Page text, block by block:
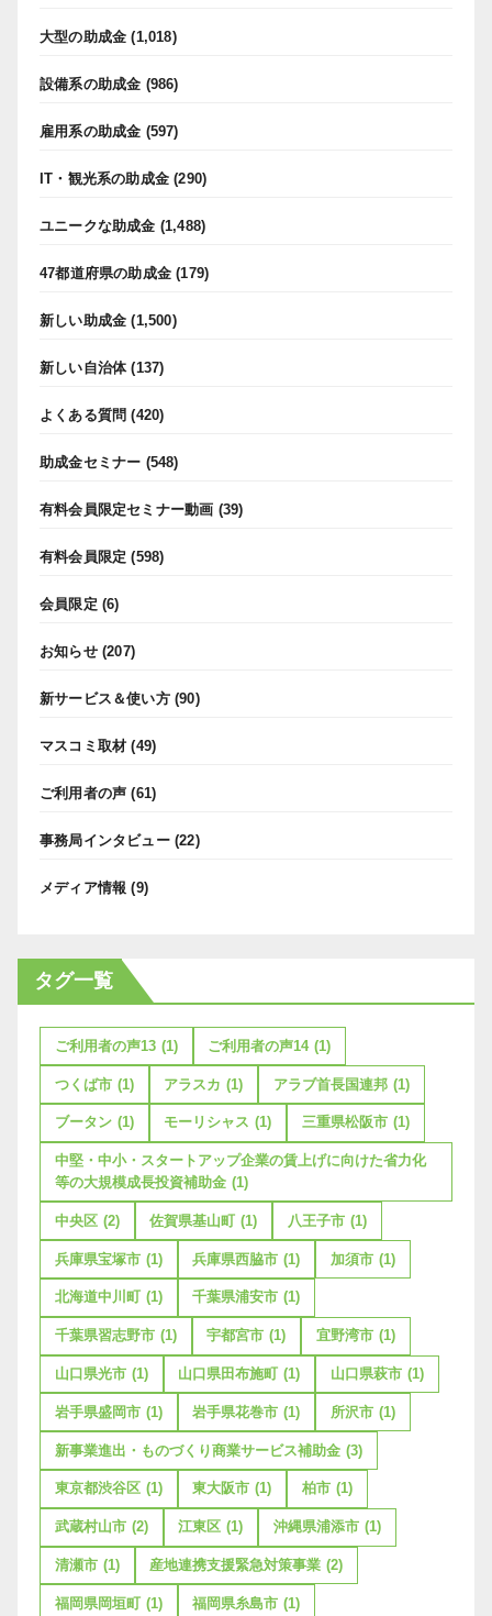
大型の助成金 (1,018)
設備系の助成金 (986)
雇用系の助成金 (597)
IT・観光系の助成金 (290)
ユニークな助成金 (1,488)
47都道府県の助成金 (179)
新しい助成金 (1,500)
新しい自治体(137)
よくある質問 (420)
助成金セミナー (548)
有料会員限定セミナー動画 (39)
有料会員限定 (598)
会員限定 (6)
お知らせ(207)
新サービス＆使い方(90)
マスコミ取材 (49)
ご利用者の声 (61)
事務局インタビュー(22)
メディア情報 (9)
タグ一覧
ご利用者の声13 (1) ご利用者の声14 (1)
つくば市 (1) アラスカ (1) アラブ首長国連邦 (1)
ブータン (1) モーリシャス (1) 三重県松阪市 (1)
中堅・中小・スタートアップ企業の賃上げに向けた省力化
等の大規模成長投資補助金 (1)
中央区 (2) 佐賀県基山町 (1) 八王子市 (1)
兵庫県宝塚市 (1) 兵庫県西脇市 (1) 加須市 (1)
北海道中川町 (1) 千葉県浦安市 (1)
千葉県習志野市 (1) 宇都宮市 (1) 宜野湾市 (1)
山口県光市 (1) 山口県田布施町 (1) 山口県萩市 (1)
岩手県盛岡市 (1) 岩手県花巻市 (1) 所沢市 (1)
新事業進出・ものづくり商業サービス補助金 (3)
東京都渋谷区 (1) 東大阪市 (1) 柏市 (1)
武蔵村山市 (2) 江東区 (1) 沖縄県浦添市 (1)
清瀬市 (1) 産地連携支援緊急対策事業 (2)
福岡県岡垣町 (1) 福岡県糸島市 (1)